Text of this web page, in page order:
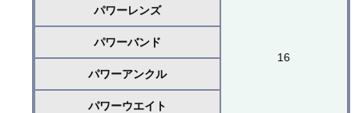
16
パワーレンズ
パワーバンド
パワーアンクル
パワーウエイト